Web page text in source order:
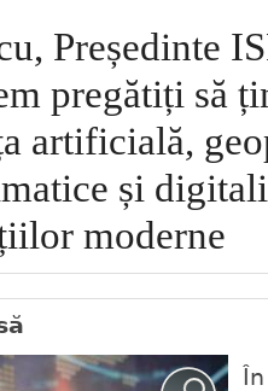
Președinte
pregătiți să
artificială,
și
moderne